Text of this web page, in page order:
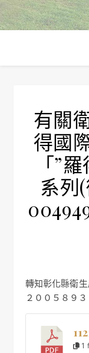
有關
得國
「”
系列
轉知彰化縣衛生局１１２年９月２８日彰衛藥字第１１
２００５８９
1